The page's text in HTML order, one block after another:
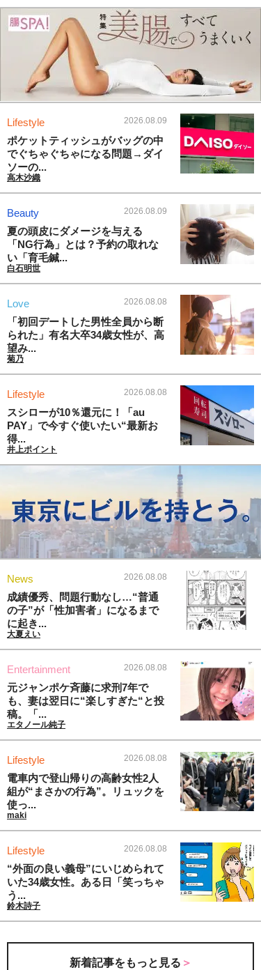
Lifestyle 2026.08.09
ポケットティッシュがバッグの中
でぐちゃぐちゃになる問題→ダイ
ソーの...
高木沙織
Beauty 2026.08.09
夏の頭皮にダメージを与える
「NG行為」とは？予約の取れな
い「育毛鍼...
白石明世
Love 2026.08.08
「初回デートした男性全員から断
られた」有名大卒34歳女性が、高
望み...
菊乃
Lifestyle 2026.08.08
スシローが10％還元に！「au
PAY」で今すぐ使いたい“最新お
得...
井上ポイント
News 2026.08.08
成績優秀、問題行動なし…“普通
の子”が「性加害者」になるまで
に起き...
大夏えい
Entertainment 2026.08.08
元ジャンポケ斉藤に求刑7年で
も、妻は翌日に“楽しすぎた“と投
稿。「...
エタノール純子
Lifestyle 2026.08.08
電車内で登山帰りの高齢女性2人
組が“まさかの行為”。リュックを
使っ...
maki
Lifestyle 2026.08.08
“外面の良い義母”にいじめられて
いた34歳女性。ある日「笑っちゃ
う...
鈴木詩子
新着記事をもっと見る